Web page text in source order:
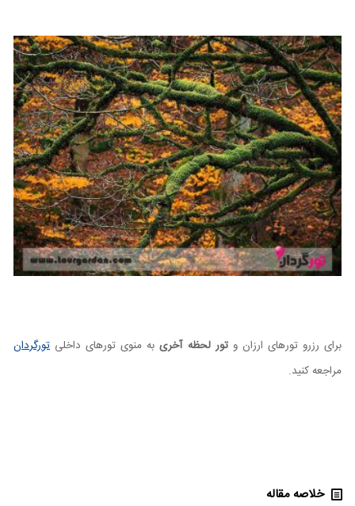
برای رزرو تورهای ارزان وتور لحظه آخریبه منوی تورهای داخلی تورگردان
مراجعه کنید.
خلاصه مقاله